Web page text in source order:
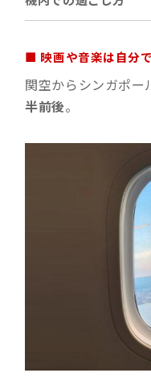
■ 映画や音楽は自分
関空からシンガポー
半前後。